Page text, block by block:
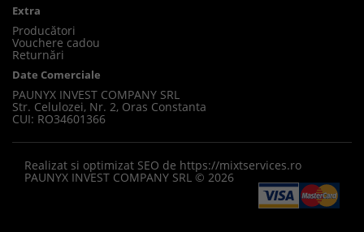
Extra
Producători
Vouchere cadou
Returnări
Date Comerciale
PAUNYX INVEST COMPANY SRL
Str. Celulozei, Nr. 2, Oras Constanta
CUI: RO34601366
Realizat si optimizat SEO de https://mixtservices.ro
PAUNYX INVEST COMPANY SRL © 2026